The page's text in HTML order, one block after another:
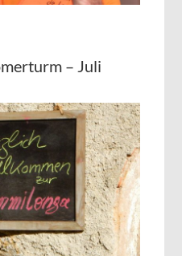
– Juli